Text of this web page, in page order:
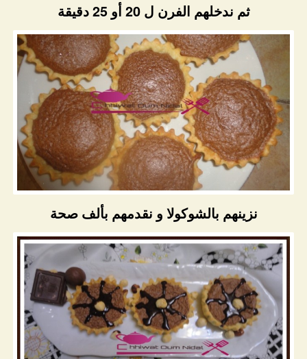
ثم ندخلهم الفرن ل 20 أو 25 دقيقة
نزينهم بالشوكولا و نقدمهم بألف صحة